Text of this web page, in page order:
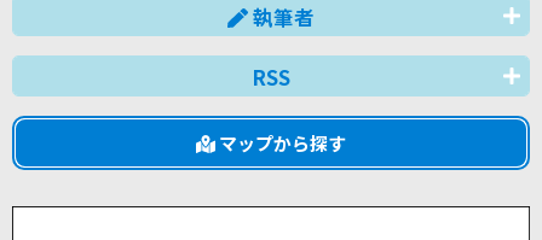
執筆者
RSS
マップから探す